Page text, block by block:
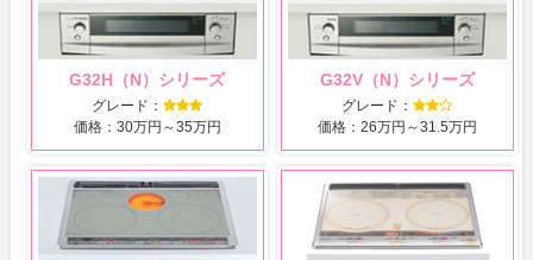
G32H（N）シリーズ
グレード：
価格：30万円～35万円
G32V（N）シリーズ
グレード：
価格：26万円～31.5万円